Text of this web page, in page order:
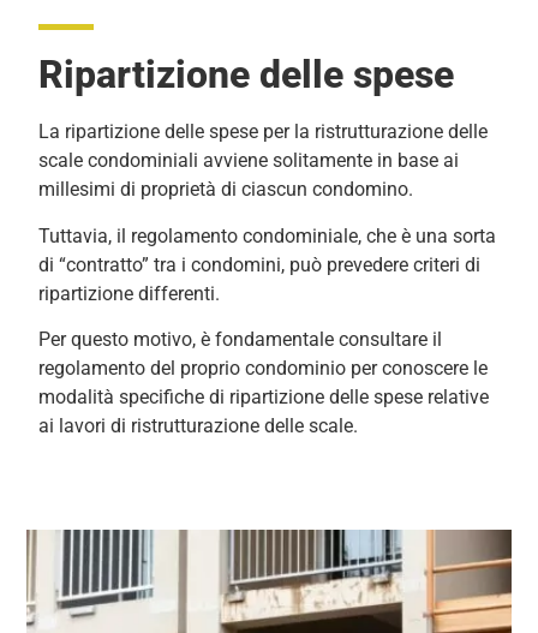
Ripartizione delle spese
La ripartizione delle spese per la ristrutturazione delle
scale condominiali avviene solitamente in base ai
millesimi di proprietà di ciascun condomino.
Tuttavia, il regolamento condominiale, che è una sorta
di “contratto” tra i condomini, può prevedere criteri di
ripartizione differenti.
Per questo motivo, è fondamentale consultare il
regolamento del proprio condominio per conoscere le
modalità specifiche di ripartizione delle spese relative
ai lavori di ristrutturazione delle scale.